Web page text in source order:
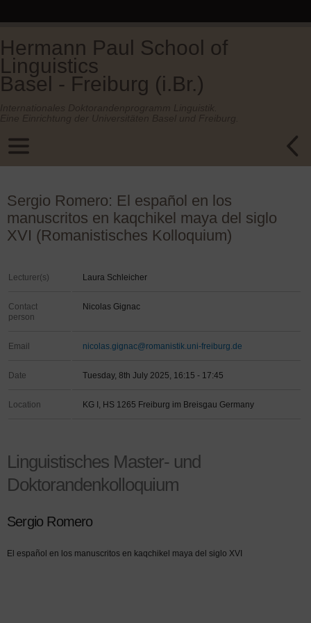
Hermann Paul School of
Linguistics
Basel - Freiburg (i.Br.)
Sergio Romero: El español en los
manuscritos en kaqchikel maya del siglo
XVI (Romanistisches Kolloquium)
Lecturer(s) Laura Schleicher
Contact
person
Nicolas Gignac
Email nicolas.gignac@romanistik.uni-freiburg.de
Date Tuesday, 8th July 2025, 16:15 - 17:45
Location KG I, HS 1265 Freiburg im Breisgau Germany
Linguistisches Master- und
Doktorandenkolloquium
Sergio Romero
El español en los manuscritos en kaqchikel maya del siglo XVI